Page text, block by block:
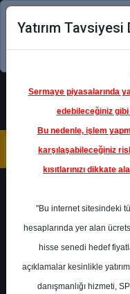
Şimdi
GARAN
Yatırım Tavsiyesi
Sermaye piyasalarında
edebileceğiniz
Bu nedenle, işlem
karşılaşabileceğiniz
kısıtlarınızı dikkate
"Bu internet sitesindeki
hesaplarında yer alan
hisse senedi hedef
açıklamalar kesinlikle
danışmanlığı hizmeti,